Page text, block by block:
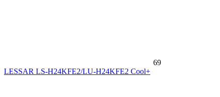
69
LESSAR LS-H24KFE2/LU-H24KFE2 Cool+